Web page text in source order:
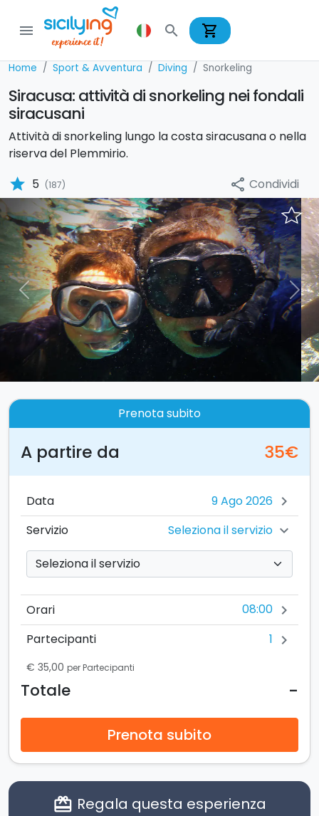
menu search shopping_cart
Home Sport & Avventura Diving Snorkeling
Siracusa: attività di snorkeling nei fondali
siracusani
Attività di snorkeling lungo la costa siracusana o nella
riserva del Plemmirio.
star 5 (187) share Condividi
Previous Next
Prenota subito
A partire da 35€
Data chevron_right
Servizio Seleziona il servizio chevron_right
Orari 08:00 chevron_right
Partecipanti 1 chevron_right
€ 35,00 per Partecipanti
Totale -
Prenota subito
card_giftcard Regala questa esperienza